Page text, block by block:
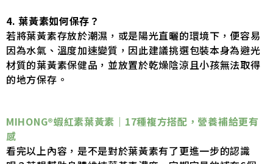
4. 葉黃素如何保存？
若將葉黃素存放於潮濕，或是陽光直曬的環境下，便容易
因為水氣、溫度加速變質，因此建議挑選包裝本身為避光
材質的葉黃素保健品，並放置於乾燥陰涼且小孩無法取得
的地方保存。
MIHONG®蝦紅素葉黃素 ｜17種複方搭配，營養補給更有
感
看完以上內容，是不是對於葉黃素有了更進一步的認識